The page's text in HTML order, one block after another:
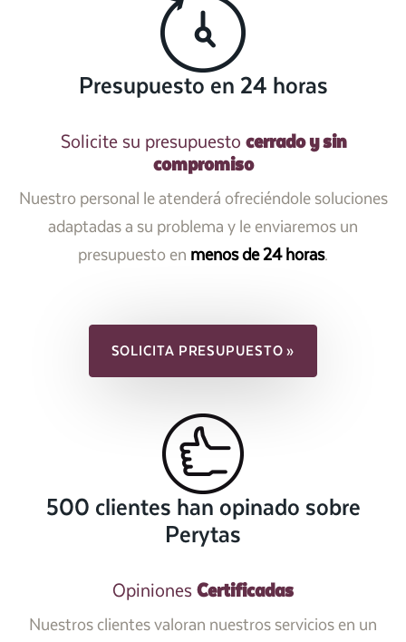
Presupuesto en 24 horas
Solicite su presupuesto cerrado y sin
compromiso
Nuestro personal le atenderá ofreciéndole soluciones
adaptadas a su problema y le enviaremos un
presupuesto en menos de 24 horas.
SOLICITA PRESUPUESTO »
500 clientes han opinado sobre
Perytas
Opiniones Certificadas
Nuestros clientes valoran nuestros servicios en un